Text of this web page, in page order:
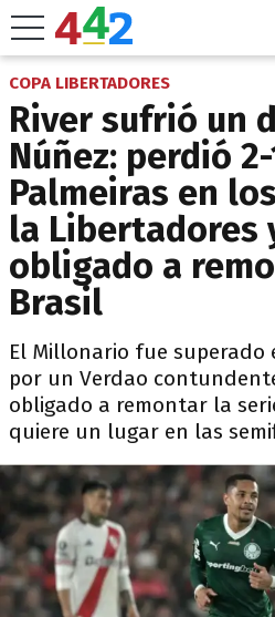
COPA LIBERTADORES
River sufrió un
Núñez: perdió
Palmeiras en
la Libertadores
obligado a
Brasil
El Millonario fue
por un Verdao
obligado a remontar la
quiere un lugar en las